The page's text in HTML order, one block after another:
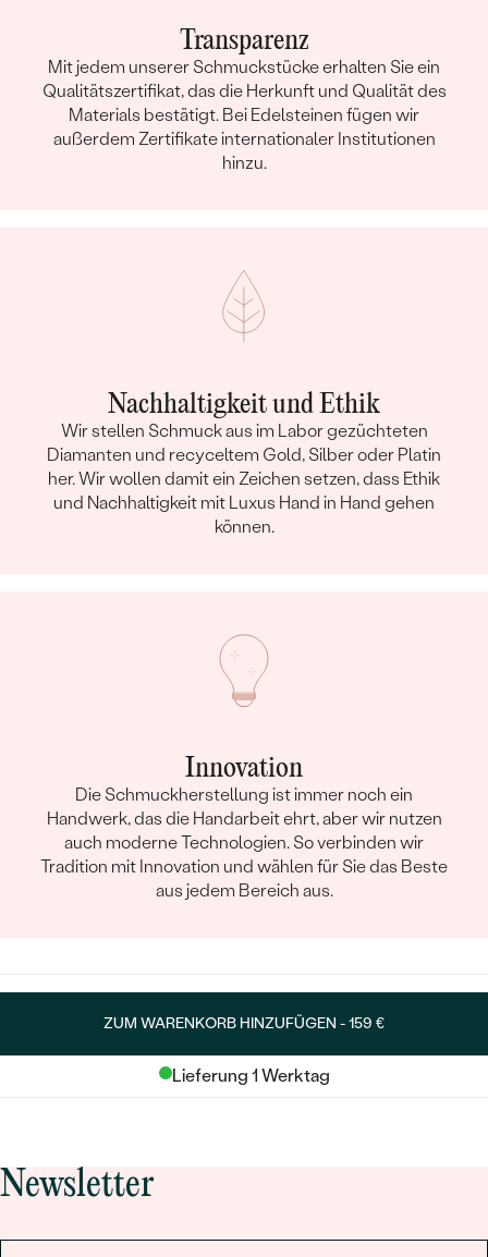
Transparenz
Mit jedem unserer Schmuckstücke erhalten Sie ein
Qualitätszertifikat, das die Herkunft und Qualität des
Materials bestätigt. Bei Edelsteinen fügen wir
außerdem Zertifikate internationaler Institutionen
hinzu.
Nachhaltigkeit und Ethik
Wir stellen Schmuck aus im Labor gezüchteten
Diamanten und recyceltem Gold, Silber oder Platin
her. Wir wollen damit ein Zeichen setzen, dass Ethik
und Nachhaltigkeit mit Luxus Hand in Hand gehen
können.
Innovation
Die Schmuckherstellung ist immer noch ein
Handwerk, das die Handarbeit ehrt, aber wir nutzen
auch moderne Technologien. So verbinden wir
Tradition mit Innovation und wählen für Sie das Beste
aus jedem Bereich aus.
ZUM WARENKORB HINZUFÜGEN -159 €
Lieferung 1 Werktag
Newsletter